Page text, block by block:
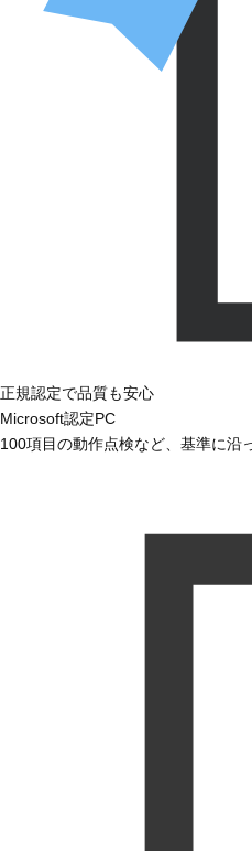
正規認定で品質も安心
Microsoft認定PC
100項目の動作点検など、基準に沿